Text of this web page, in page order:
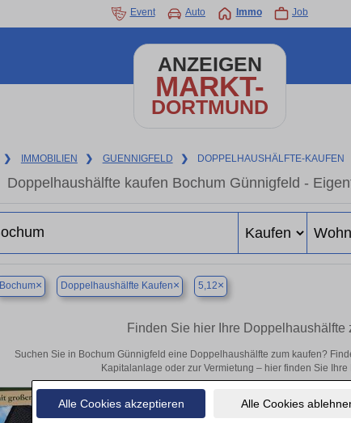
Alle Cookies akzeptieren Alle Cookies
Event Auto Immo Job
ANZEIGEN
MARKT-
DORTMUND
❯ IMMOBILIEN ❯ GUENNIGFELD ❯ DOPPELHAUSHÄLFTE-KAUFEN
Doppelhaushälfte kaufen Bochum Günnigfeld -
Bochum× Doppelhaushälfte Kaufen× 5,12×
Finden Sie hier Ihre
Suchen Sie in Bochum Günnigfeld eine Doppelhaushälfte zum kaufen?
Kapitalanlage oder zur Vermietung – hier finden Sie